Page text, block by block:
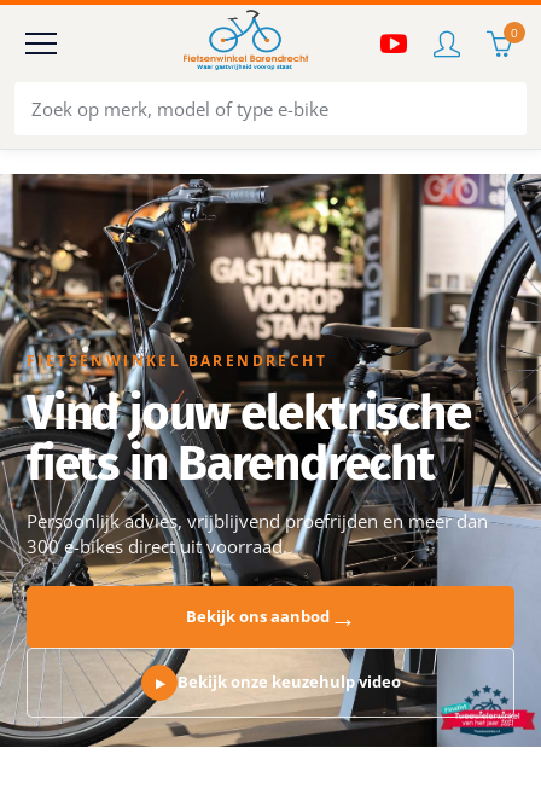
0
FIETSENWINKEL BARENDRECHT
Vind jouw elektrische
fiets in Barendrecht
Persoonlijk advies, vrijblijvend proefrijden en meer dan
300 e-bikes direct uit voorraad.
Bekijk ons aanbod→
▶ Bekijk onze keuzehulp video